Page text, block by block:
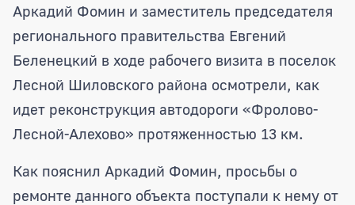
Аркадий Фомин и заместитель председателя
регионального правительства Евгений
Беленецкий в ходе рабочего визита в поселок
Лесной Шиловского района осмотрели, как
идет реконструкция автодороги «Фролово-
Лесной-Алехово» протяженностью 13 км.
Как пояснил Аркадий Фомин, просьбы о
ремонте данного объекта поступали к нему от